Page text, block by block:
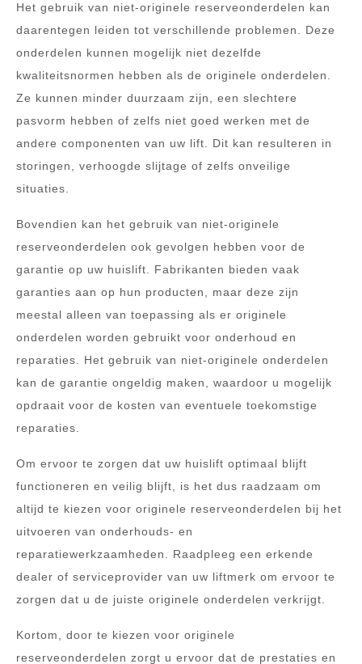
Het gebruik van niet-originele reserveonderdelen kan
daarentegen leiden tot verschillende problemen. Deze
onderdelen kunnen mogelijk niet dezelfde
kwaliteitsnormen hebben als de originele onderdelen.
Ze kunnen minder duurzaam zijn, een slechtere
pasvorm hebben of zelfs niet goed werken met de
andere componenten van uw lift. Dit kan resulteren in
storingen, verhoogde slijtage of zelfs onveilige
situaties.
Bovendien kan het gebruik van niet-originele
reserveonderdelen ook gevolgen hebben voor de
garantie op uw huislift. Fabrikanten bieden vaak
garanties aan op hun producten, maar deze zijn
meestal alleen van toepassing als er originele
onderdelen worden gebruikt voor onderhoud en
reparaties. Het gebruik van niet-originele onderdelen
kan de garantie ongeldig maken, waardoor u mogelijk
opdraait voor de kosten van eventuele toekomstige
reparaties.
Om ervoor te zorgen dat uw huislift optimaal blijft
functioneren en veilig blijft, is het dus raadzaam om
altijd te kiezen voor originele reserveonderdelen bij het
uitvoeren van onderhouds- en
reparatiewerkzaamheden. Raadpleeg een erkende
dealer of serviceprovider van uw liftmerk om ervoor te
zorgen dat u de juiste originele onderdelen verkrijgt.
Kortom, door te kiezen voor originele
reserveonderdelen zorgt u ervoor dat de prestaties en